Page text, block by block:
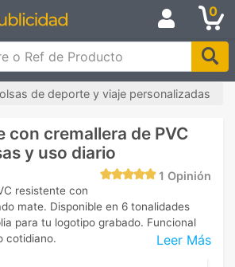
0
o Ref de Producto
de deporte y viaje personalizadas
con cremallera de PVC
y uso diario
1 Opinión
Leer Más
resistente con
mate. Disponible en 6 tonalidades
para tu logotipo grabado. Funcional
cotidiano.